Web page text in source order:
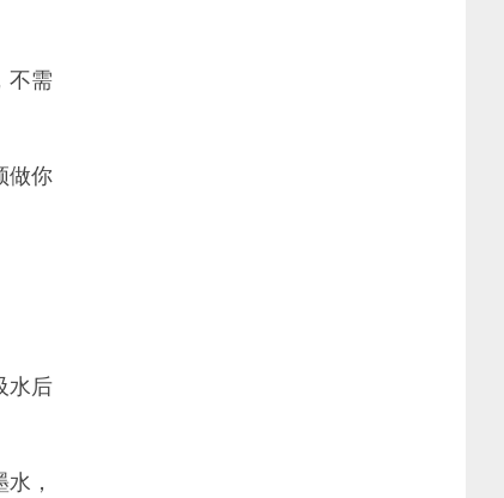
不需
做你
水后
，